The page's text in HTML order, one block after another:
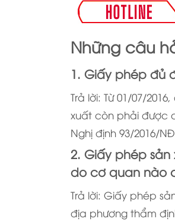
Những câu
1. Giấy phép đủ
Trả lời: Từ 01/07/
xuất còn phải được
Nghị định 93/2016/
2. Giấy phép
do cơ quan nào
Trả lời: Giấy phép
địa phương thẩm